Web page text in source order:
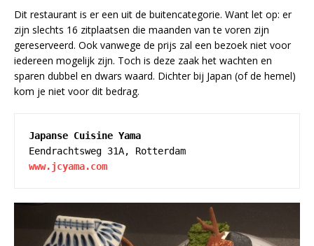
Dit restaurant is er een uit de buitencategorie. Want let op: er
zijn slechts 16 zitplaatsen die maanden van te voren zijn
gereserveerd. Ook vanwege de prijs zal een bezoek niet voor
iedereen mogelijk zijn. Toch is deze zaak het wachten en
sparen dubbel en dwars waard. Dichter bij Japan (of de hemel)
kom je niet voor dit bedrag.
Japanse Cuisine Yama
www.jcyama.com